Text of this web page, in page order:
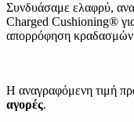
Συνδυάσαμε ελαφρύ,
Charged Cushioning®
απορρόφηση κραδασμών
Η αναγραφόμενη τιμή
αγορές.